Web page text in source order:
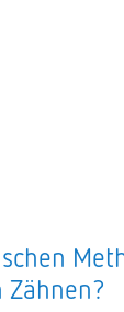
Zähnen?